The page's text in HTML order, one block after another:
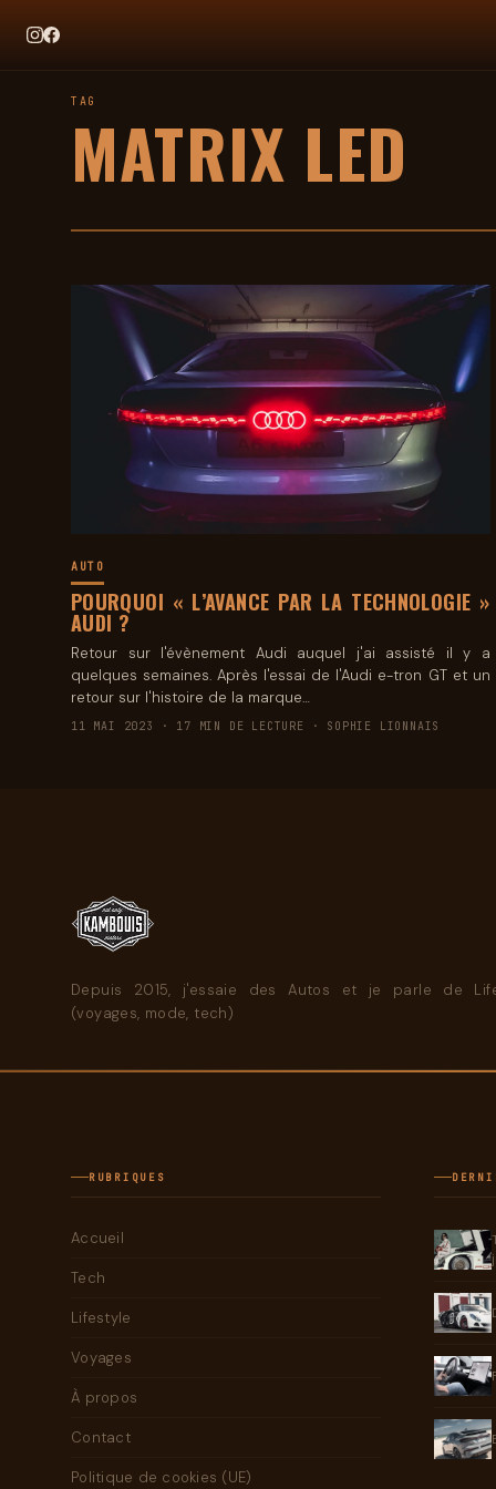
TAG HEUER X TEAM IKUZAWA : LE COME-BACK QUI SENT
TAG
MATRIX LED
AUTO
POURQUOI « L’AVANCE PAR LA TECHNOLOGIE »
AUDI ?
Retour sur l'évènement Audi auquel j'ai assisté il y a
quelques semaines. Après l'essai de l'Audi e-tron GT et un
retour sur l'histoire de la marque…
11 MAI 2023 · 17 MIN DE LECTURE · SOPHIE LIONNAIS
Depuis 2015, j'essaie des Autos et je parle de
(voyages, mode, tech)
RUBRIQUES
Accueil
Tech
Lifestyle
Voyages
À propos
Contact
Politique de cookies (UE)